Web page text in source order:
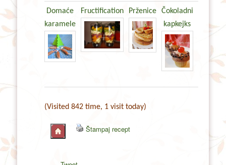
Domaće
karamele
Fructification Prženice
Čokoladni
kapkejks
(Visited 842 time, 1 visit today)
Štampaj recept